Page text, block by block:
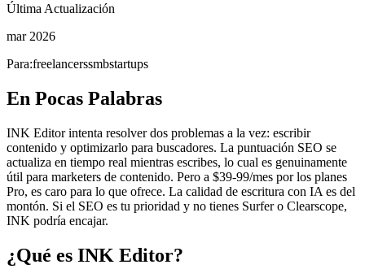
Última Actualización
mar 2026
Para:freelancerssmbstartups
En Pocas Palabras
INK Editor intenta resolver dos problemas a la vez: escribir
contenido y optimizarlo para buscadores. La puntuación SEO se
actualiza en tiempo real mientras escribes, lo cual es genuinamente
útil para marketers de contenido. Pero a $39-99/mes por los planes
Pro, es caro para lo que ofrece. La calidad de escritura con IA es del
montón. Si el SEO es tu prioridad y no tienes Surfer o Clearscope,
INK podría encajar.
¿Qué es INK Editor?